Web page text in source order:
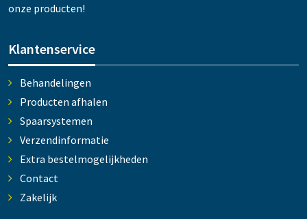
onze producten!
Klantenservice
Behandelingen
Producten afhalen
Spaarsystemen
Verzendinformatie
Extra bestelmogelijkheden
Contact
Zakelijk